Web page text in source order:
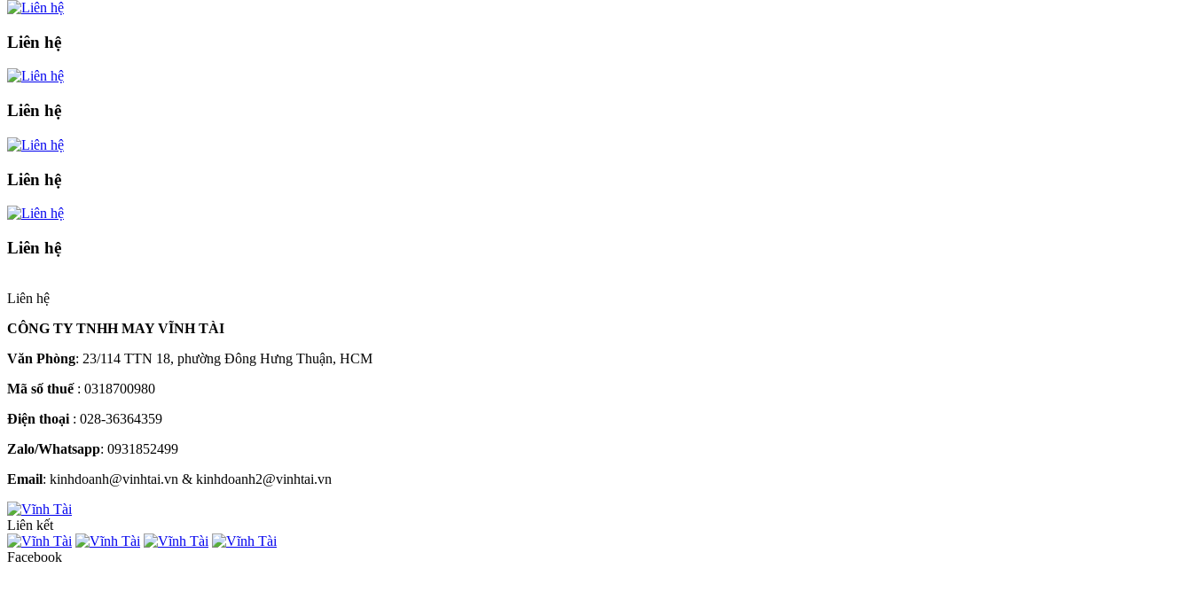
Liên hệ
Liên hệ
Liên hệ
Liên hệ
Liên hệ
CÔNG TY TNHH MAY VĨNH TÀI
Văn Phòng: 23/114 TTN 18, phường Đông Hưng Thuận, HCM
Mã số thuế : 0318700980
Điện thoại : 028-36364359
Zalo/Whatsapp: 0931852499
Email: kinhdoanh@vinhtai.vn & kinhdoanh2@vinhtai.vn
Liên kết
Facebook